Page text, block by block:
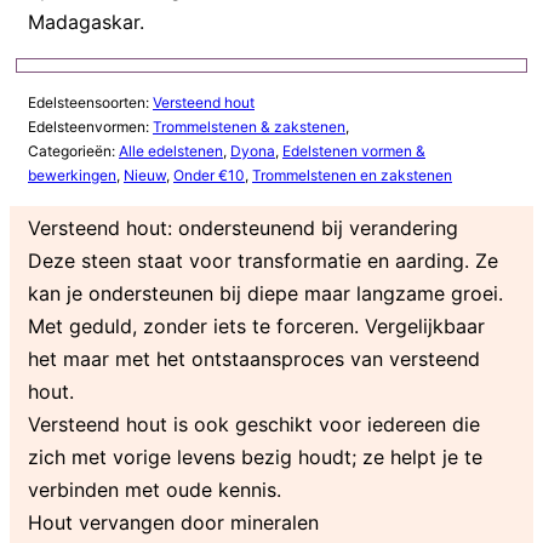
Madagaskar.
Edelsteensoorten: Versteend hout
Edelsteenvormen: Trommelstenen & zakstenen,
Categorieën: Alle edelstenen, Dyona, Edelstenen vormen &
bewerkingen, Nieuw, Onder €10, Trommelstenen en zakstenen
Versteend hout: ondersteunend bij verandering
Deze steen staat voor transformatie en aarding. Ze
kan je ondersteunen bij diepe maar langzame groei.
Met geduld, zonder iets te forceren. Vergelijkbaar
het maar met het ontstaansproces van versteend
hout.
Versteend hout is ook geschikt voor iedereen die
zich met vorige levens bezig houdt; ze helpt je te
verbinden met oude kennis.
Hout vervangen door mineralen